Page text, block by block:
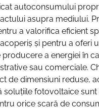
autoconsumului
asupra mediului.
a valorifica eficient
și pentru a oferi
producere a energiei în
sau comerciale.
de dimensiuni reduse,
soluțiile fotovoltaice sunt
orice scară de